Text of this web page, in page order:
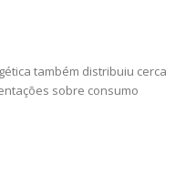
também distribuiu cerca
sobre consumo